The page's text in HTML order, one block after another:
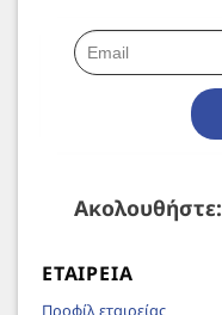
Ακολουθήστε:
ΕΤΑΙΡΕΊΑ
Προφίλ εταιρείας